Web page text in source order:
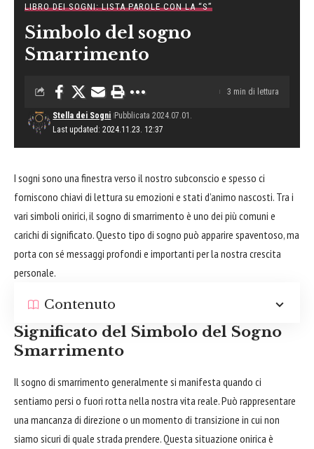
LIBRO DEI SOGNI: LISTA PAROLE CON LA “S”
Simbolo del sogno
Smarrimento
Last updated: 2024.11.23. 12:37
Stella dei Sogni Pubblicata 2024.07.01.
3 min di lettura
I sogni sono una finestra verso il nostro subconscio e spesso ci
forniscono chiavi di lettura su emozioni e stati d’animo nascosti. Tra i
vari simboli onirici, il sogno di smarrimento è uno dei più comuni e
carichi di significato. Questo tipo di sogno può apparire spaventoso, ma
porta con sé messaggi profondi e importanti per la nostra crescita
personale.
Contenuto
Significato del Simbolo del Sogno
Smarrimento
Il sogno di smarrimento generalmente si manifesta quando ci
sentiamo persi o fuori rotta nella nostra vita reale. Può rappresentare
una mancanza di direzione o un momento di transizione in cui non
siamo sicuri di quale strada prendere. Questa situazione onirica è